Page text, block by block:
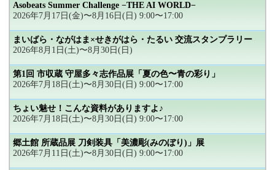
Asobeats Summer Challenge −THE AI WORLD−
2026年7月17日(金)〜8月16日(日) 9:00〜17:00
まいばら・ながはま×せきがはら・たるい 交流スタンプラリー
2026年8月1日(土)〜8月30日(日)
第1回 市収蔵 守屋多々志作品展「夏の色〜青の彩り」
2026年7月18日(土)〜8月30日(日) 9:00〜17:00
ちょい魅せ！こんな資料がありますよ♪
2026年7月18日(土)〜8月30日(日) 9:00〜17:00
郷土館 所蔵品展 刀剣装具「美濃彫(みのぼり)」展
2026年7月11日(土)〜8月30日(日) 9:00〜17:00